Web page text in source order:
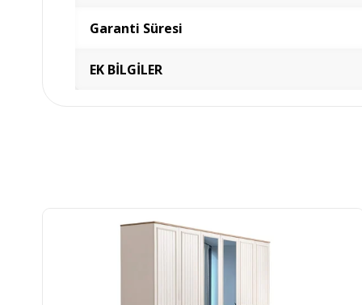
Garanti Süresi
EK BİLGİLER